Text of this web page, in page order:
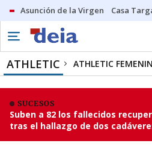
Asunción de la Virgen Casa
ATHLETIC ATHLETIC
SUCESOS
Suben a 82 los fallecidos
tras el hallazgo de dos